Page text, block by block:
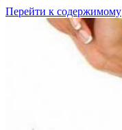
Перейти к содержимому